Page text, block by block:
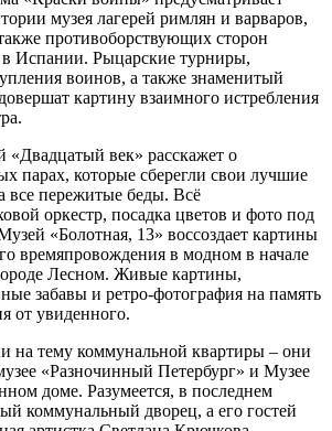
музея лагерей римлян и варваров,
противоборствующих сторон
Испании. Рыцарские турниры,
воинов, а также знаменитый
картину взаимного истребления
«Двадцатый век» расскажет о
парах, которые сберегли свои лучшие
все пережитые беды. Всё
оркестр, посадка цветов и фото под
«Болотная, 13» воссоздает картины
времяпровождения в модном в начале
Лесном. Живые картины,
забавы и ретро-фотография на память
от увиденного.
на тему коммунальной квартиры – они
«Разночинный Петербург» и Музее
доме. Разумеется, в последнем
коммунальный дворец, а его гостей